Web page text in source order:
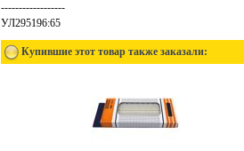
------------------
УЛ295196:65
Купившие этот товар также заказали: